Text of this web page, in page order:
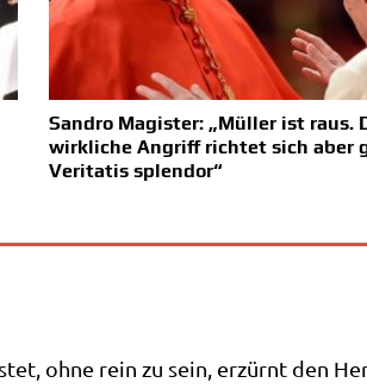
Sandro Magister: „Müller ist raus.
wirkliche Angriff richtet sich aber
Veritatis splendor“
ohne rein zu sein, erzürnt den